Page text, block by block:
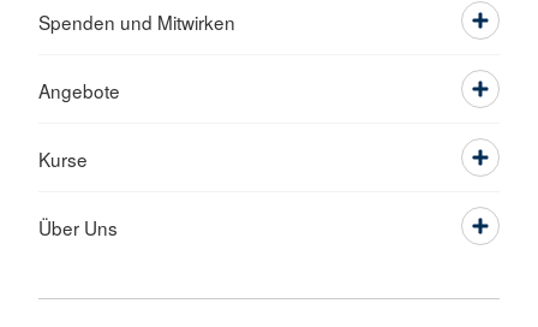
Spenden und Mitwirken
Angebote
Kurse
Über Uns